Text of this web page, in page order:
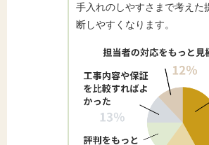
手入れのしやすさまで考えた
断しやすくなります。